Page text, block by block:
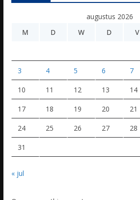
augustus 2026
M
D W D V
3 4 5 6 7
10 11 12 13 14
17 18 19 20 21
24 25 26 27 28
31
« jul